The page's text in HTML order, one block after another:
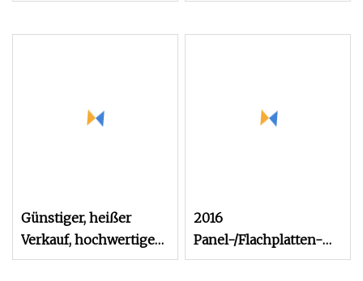
Solarthermie
Solarkollektor
Günstiger, heißer
Verkauf, hochwertiger
Solarwarmwasserbereiter-
2016
Panel-/Flachplatten-
Solarkollektor für